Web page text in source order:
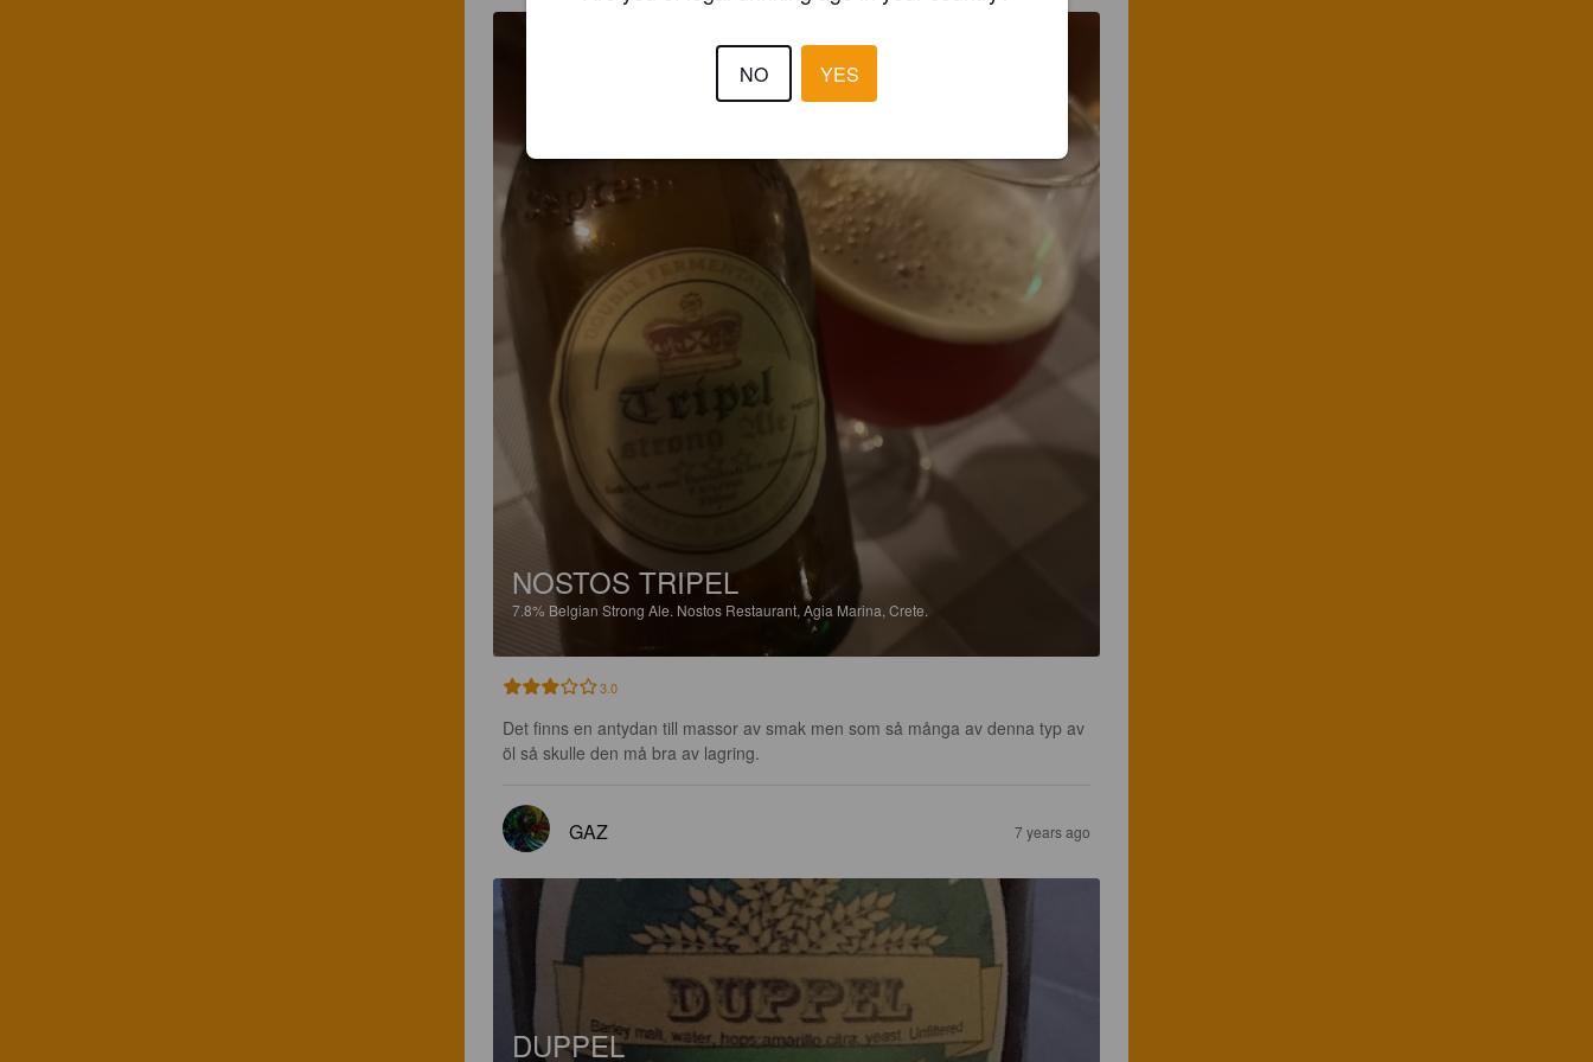
NOSTOS TRIPEL
7.8% Belgian Strong Ale. Nostos Restaurant, Agia Marina, Crete.
3.0
Det finns en antydan till massor av smak men som så många av denna typ av
öl så skulle den må bra av lagring.
GAZ 7 years ago
DUPPEL
NO YES